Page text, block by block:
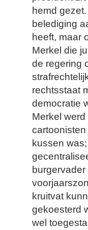
hemd
belediging
heeft, maar
Merkel die
de regering
rechtsstaat
democratie
Merkel
kussen
burgervader
kruitvat
gekoesterd
wel